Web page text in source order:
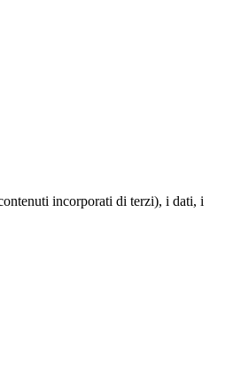
incorporati di terzi), i dati, i